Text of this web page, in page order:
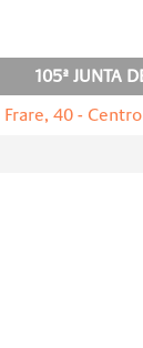
105ª JUNTA
40 -